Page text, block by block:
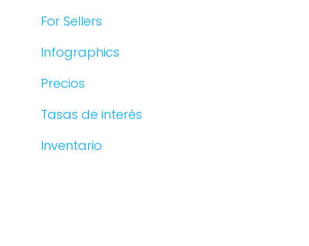
For Sellers
Infographics
Precios
Tasas de interés
Inventario